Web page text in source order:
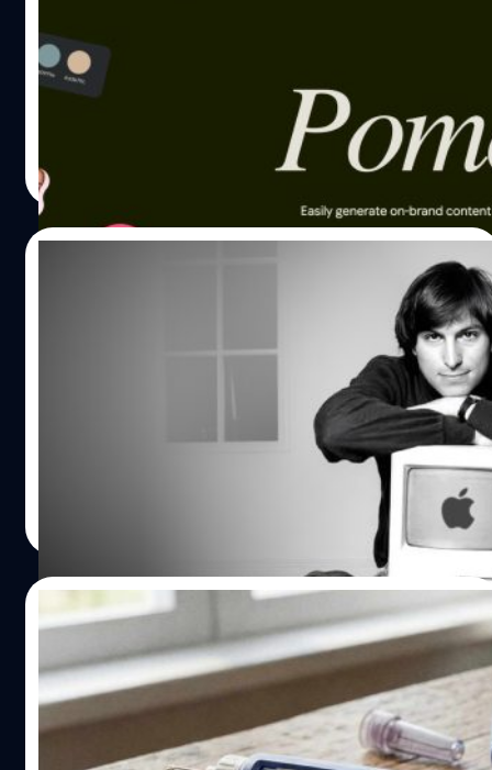
แผนก ทำไม Thaiware ถึงเลือกจับมือกับ Canva ? ประโยชน์
ต่อผู้ใช้งานและองค์กร การที่ Thaiware เข้ามาดูแลการ
จำหน่ายจะส่งผลดีต่อผู้ใช้ชาวไทยในหลายด้าน ไม่ว่าจะเป็น
นอกเหนือจากการขายสิทธิ์การใช้งาน (License) แล้ว…
กราฟิก ?
เมื่อคืนวันที่ 19 กุมภาพันธ์ที่ผ่านมา หากใครติดตามบัญชี
@GoogleLabs ใน X อาจจะได้เห็นโพสต์ที่ยอดเอนเกจถล่ม
ทลายอย่างการเปิดตัวฟีเจอร์ ‘Photoshoot’ ของ AI เจ้าเล็ก
‘Pomelli’ ภายใต้การดำเนินงานของ Google Labs โดย
ภายในเนื้อหาโพสต์แปลได้ว่า “วันนี้เราอยากแนะนำฟีเจอร์
ใหม่ล่าสุดจาก Pomelli เรียกว่า Photoshoot ซึ่งฟีเจอร์นี้คุณ
สามารถเลือกรูปสินค้าของคุณมาใช้ปรับแต่งแล้วสร้างภาพ
สินค้าที่คุณภาพสูง เพื่อยกระดับการตลาดของคุณ ตอนนี้เปิด
ให้ใช้งานได้ฟรีสำหรับสหรัฐฯ แคนาดา ออสเตรเลีย และนีว
ซีแลนด์ - พร้อมแปะลิงก์ labs.google/pomelli” Pomelli ใช้
ทำอะไรได้บ้าง ? แม้ว่าในตอนนี้ฟีเจอร์นี้ยังไม่มีในประเทศไทย
แต่ BT beartai จะอธิบายคร่าว ๆ ว่า AI ตัวนี้เด่นอย่างไร และ
เราใช้ทำอะไรได้บ้าง Pomelli เป็น AI ที่ไม่ได้เด่นในทาง
Generative AI แบบพี่ใหญ่ของค่ายอย่าง Gemini แต่จุดเด่น
ของเขาคือการใช้เจนงานภาพเชิงพาณิชย์ หรืองานเชิงธุรกิจ
Read More
24 กุมภาพันธ์วันสำคัญของสตีฟ จอบส์ นัก
นวัตกรรมที่ได้แรงบันดาลใจจากการไปอินเดีย
สำหรับคนส่วนใหญ่ 24 กุมภาพันธ์ อาจเป็นเพียงวันธรรมดา
บนปฏิทิน แต่ในปี 1955 วันนี้คือจุดเริ่มต้นของตำนาน เมื่อเด็ก
ชายที่ชื่อ สตีฟ จอบส์ (Steve Jobs) ลืมตาดูโลกที่
ซานฟรานซิสโก ก่อนจะก้าวขึ้นมาเป็นนวัตกรผู้ทรงอิทธิพล
ที่สุดคนหนึ่งของโลกในฐานะผู้ให้กำเนิด Apple ทว่าเบื้อง
หลังความสำเร็จระดับปรากฏการณ์ และดีไซน์ที่เน้นความเรียบ
ง่าย (Minimalism) แต่อัดแน่นด้วยขุมพลังเทคโนโลยี กลับมี
จิกซอว์ชิ้นสำคัญที่หลายคนมองข้าม นั่นคือช่วงเวลา 7 เดือนใน
อินเดีย การเดินทางแสวงบุญในครั้งนั้นไม่ใช่แค่การพักผ่อน
แต่มันคือการหล่อหลอม ‘สัญชาตญาณ’ และวิถีแห่งเซน จน
กลายเป็น DNA สำคัญที่ทำให้สินค้าของ Apple แตกต่างจาก
คู่แข่งอย่างสิ้นเชิง และกลายเป็นตำนานที่ยังคงถูกเล่าขานแม้
ในวันที่เขาจากไปแล้ว จากดีไซน์สินค้าที่มีความมินิมอลสู่เรื่อง
เล่าจากอินเดีย ย้อนกลับไปเมื่อปี 1974 ตอนที่จอบส์อายุเพียง
19 ปี จอบส์และเพื่อนสนิท (ซึ่งต่อมาก็กลายมาเป็นพนักงาน
19/02/2026
ปักปากกา เทคโนโลยีลดน้ำหนักที่มีที่มาจาก
‘น้ำลายกิ้งก่า’
กระแสปักปากกา หรือที่เลี่ยงบาลีว่าปักตะกร้าได้รับความนิยม
มากขึ้นจนอาจเรียกได้ว่าเป็นเทรนด์ในการลดน้ำหนัก ซึ่งในเชิง